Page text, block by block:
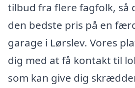
tilbud fra flere fagfolk, så
den bedste pris på en
garage i Lørslev. Vores
dig med at få kontakt til
som kan give dig